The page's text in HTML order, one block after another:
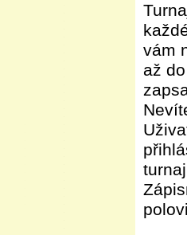
vám
až